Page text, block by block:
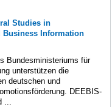
Studies in
Business Information
Bundesministeriums für
unterstützen die
deutschen und
DEEBIS-